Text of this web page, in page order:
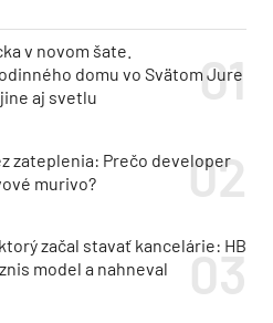
v novom šate.
domu vo Svätom Jure
aj svetlu
zateplenia: Prečo developer
murivo?
začal stavať kancelárie: HB
model a nahneval